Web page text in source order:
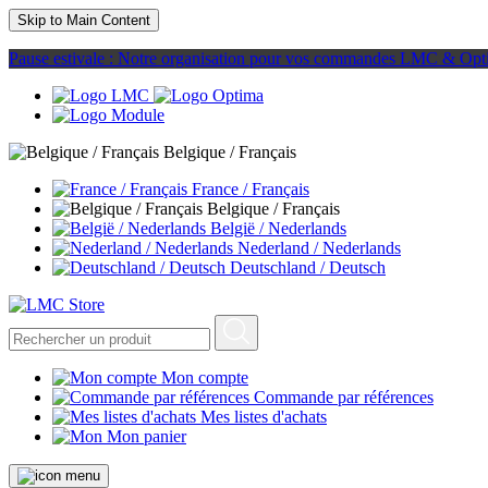
Skip to Main Content
Pause estivale : Notre organisation pour vos commandes LMC &
Belgique / Français
France / Français
Belgique / Français
België / Nederlands
Nederland / Nederlands
Deutschland / Deutsch
Mon compte
Commande par références
Mes listes d'achats
Mon panier